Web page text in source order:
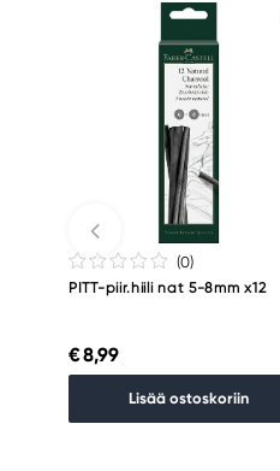
(0)
PITT-piir.hiili nat 5-8mm x12
€ 8,99
Lisää ostoskoriin